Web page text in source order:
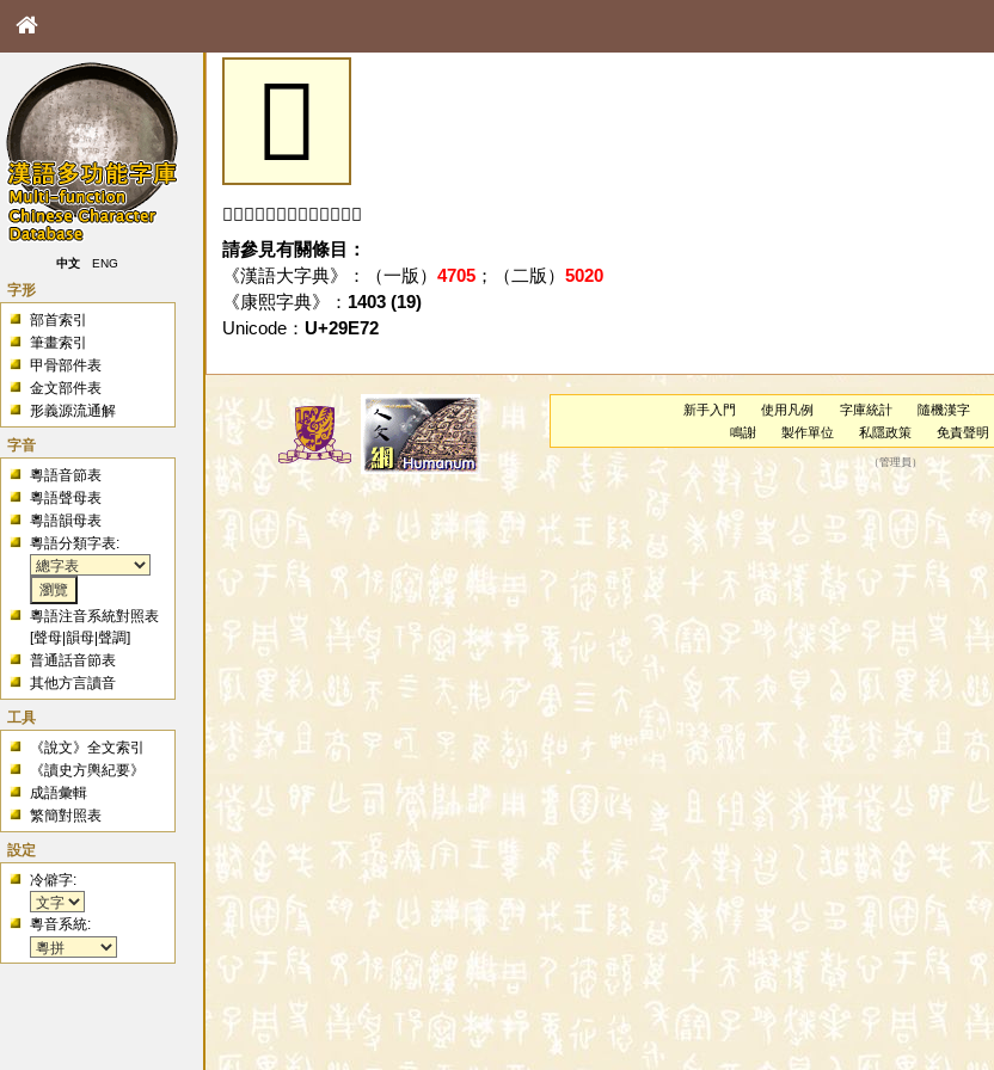
中文 ENG
字形
部首索引
筆畫索引
甲骨部件表
金文部件表
形義源流通解
字音
粵語音節表
粵語聲母表
粵語韻母表
粵語分類字表:
粵語注音系統對照表
[聲母 |韻母 |聲調]
普通話音節表
其他方言讀音
工具
《說文》全文索引
《讀史方輿紀要》
成語彙輯
繁簡對照表
設定
冷僻字:
粵音系統:
𩹲
「𩹲」字未收錄於本資料庫。
請參見有關條目：
《漢語大字典》：（一版） 4705；（二版） 5020
《康熙字典》： 1403 (19)
Unicode： U+29E72
新手入門 使用凡例 字庫統計 隨機漢字
鳴謝
製作單位 私隱政策 免責聲明
（管理員 ）